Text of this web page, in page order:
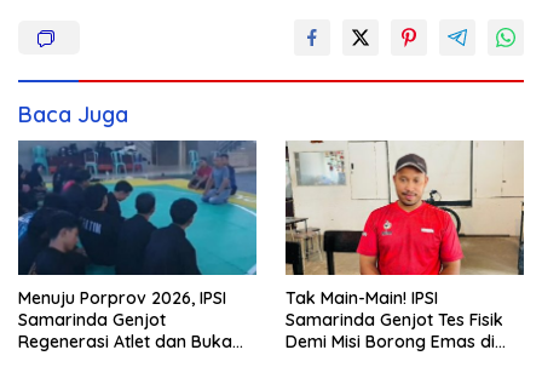
Baca Juga
Menuju Porprov 2026, IPSI
Samarinda Genjot
Regenerasi Atlet dan Buka
Tak Main-Main! IPSI
Samarinda Genjot Tes Fisik
Demi Misi Borong Emas di